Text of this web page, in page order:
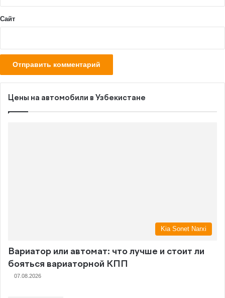
Сайт
Цены на автомобили в Узбекистане
Kia Sonet Narxi
Вариатор или автомат: что лучше и стоит ли
бояться вариаторной КПП
07.08.2026